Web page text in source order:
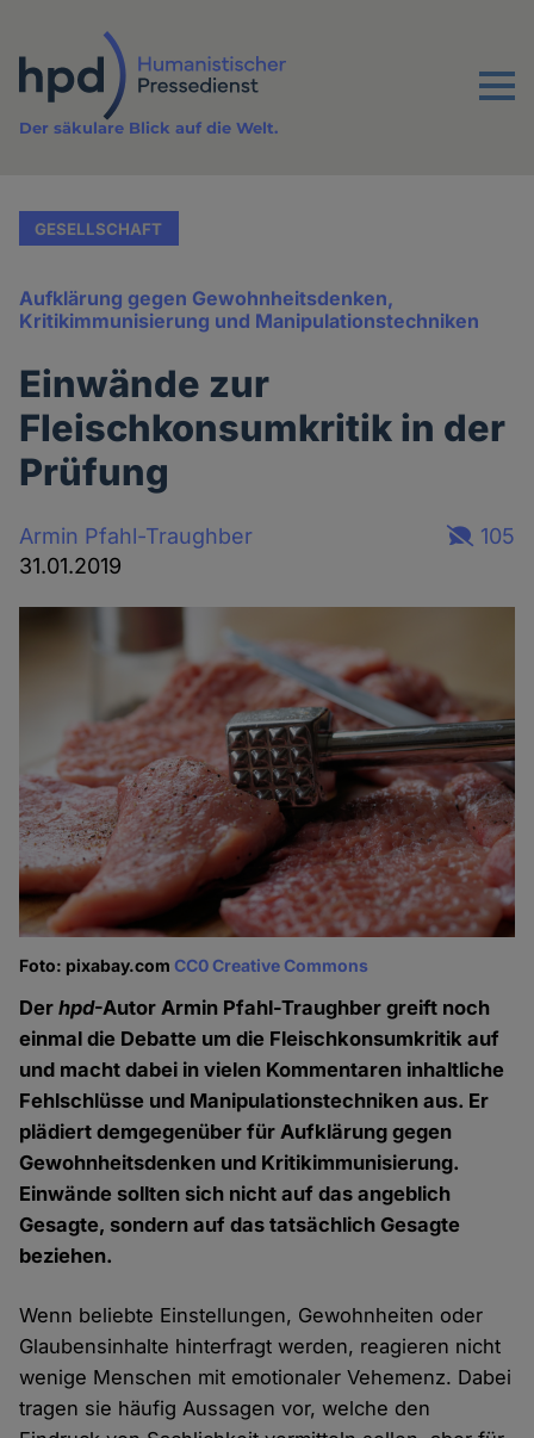
Inhalt
Menu
Der säkulare Blick auf die Welt.
GESELLSCHAFT
Aufklärung gegen Gewohnheitsdenken,
Kritikimmunisierung und Manipulationstechniken
Einwände zur
Fleischkonsumkritik in der
Prüfung
Armin Pfahl-Traughber
31.01.2019
105
Foto: pixabay.comCC0 Creative Commons
Derhpd-Autor Armin Pfahl-Traughber greift noch
einmal die Debatte um die Fleischkonsumkritik auf
und macht dabei in vielen Kommentaren inhaltliche
Fehlschlüsse und Manipulationstechniken aus. Er
plädiert demgegenüber für Aufklärung gegen
Gewohnheitsdenken und Kritikimmunisierung.
Einwände sollten sich nicht auf das angeblich
Gesagte, sondern auf das tatsächlich Gesagte
beziehen.
Wenn beliebte Einstellungen, Gewohnheiten oder
Glaubensinhalte hinterfragt werden, reagieren nicht
wenige Menschen mit emotionaler Vehemenz. Dabei
tragen sie häufig Aussagen vor, welche den